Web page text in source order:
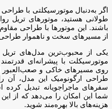
اگر به‌دنبال موتورسیکلتی با
طولانی هستید، موتورهای تریل
باشند. این موتورها با طراحی
از مسیرهای سخت و ناهموار
موتورسیکلت با پیشرانه‌ای
روی مسیرهای خاکی و صعب‌العبور
طراحی ارگونومیک این مدل، آن
سفرهای ماجراجویانه تبدیل
شما این امکان را می‌دهد که از این
هزینه‌های بالا بهره‌مند شوید.